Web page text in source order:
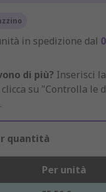
in spedizione dal
di più? Inserisci
su "Controlla le
quantità
Per unità